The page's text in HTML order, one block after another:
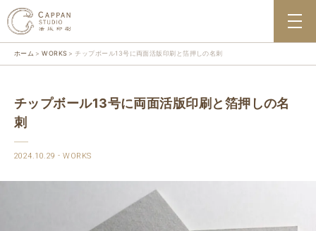
ホーム WORKS チップボール13号に両面活版印刷と箔押しの名刺
チップボール13号に両面活版印刷と箔押しの名
刺
2024.10.29 WORKS